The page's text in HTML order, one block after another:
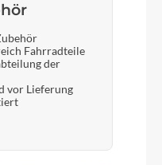
LO, 75 mm
Fahrradteile
der
vor Lieferung